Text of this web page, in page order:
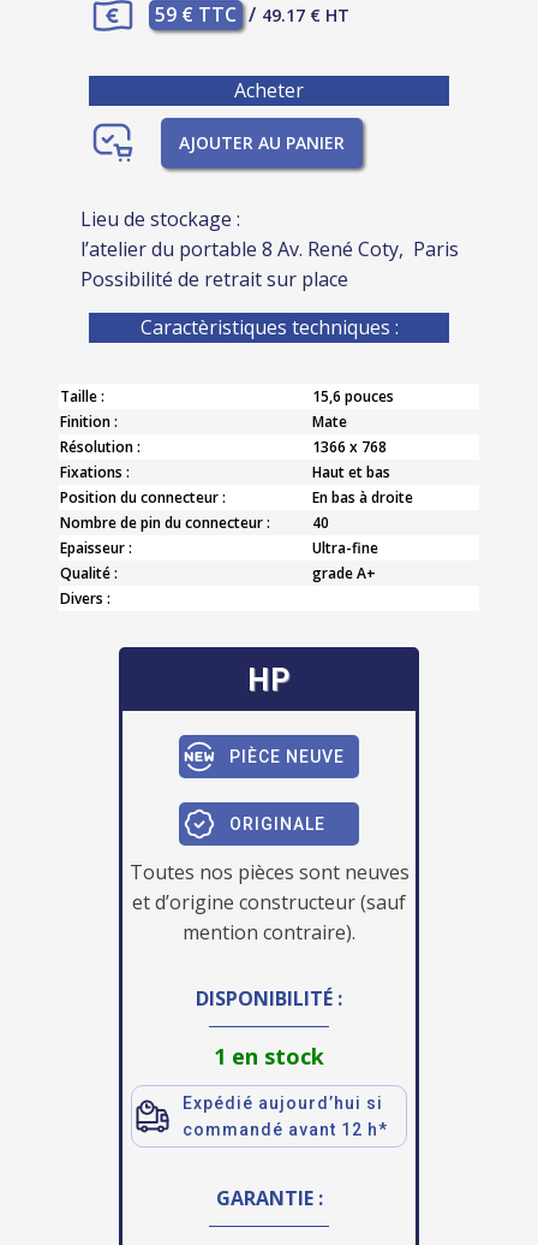
59 € TTC / 49.17 € HT
Acheter
AJOUTER AU PANIER
Lieu de stockage :
l’atelier du portable 8 Av. René Coty, Paris
Possibilité de retrait sur place
Caractèristiques techniques :
Taille :
15,6 pouces
Finition :
Mate
Résolution :
1366 x 768
Fixations :
Haut et bas
Position du connecteur :
En bas à droite
Nombre de pin du connecteur :
40
Epaisseur :
Ultra-fine
Qualité :
grade A+
Divers :
HP
PIÈCE NEUVE
ORIGINALE
Toutes nos pièces sont neuves
et d’origine constructeur (sauf
mention contraire).
DISPONIBILITÉ :
1 en stock
Expédié aujourd’hui si
commandé avant 12 h*
GARANTIE :